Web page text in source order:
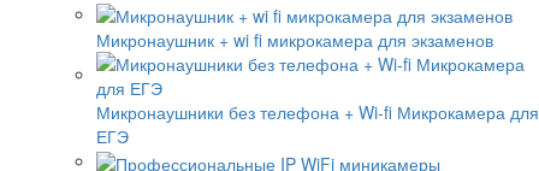
Микронаушник + wi fi микрокамера для экзаменов
Микронаушники без телефона + Wi-fi Микрокамера для
ЕГЭ